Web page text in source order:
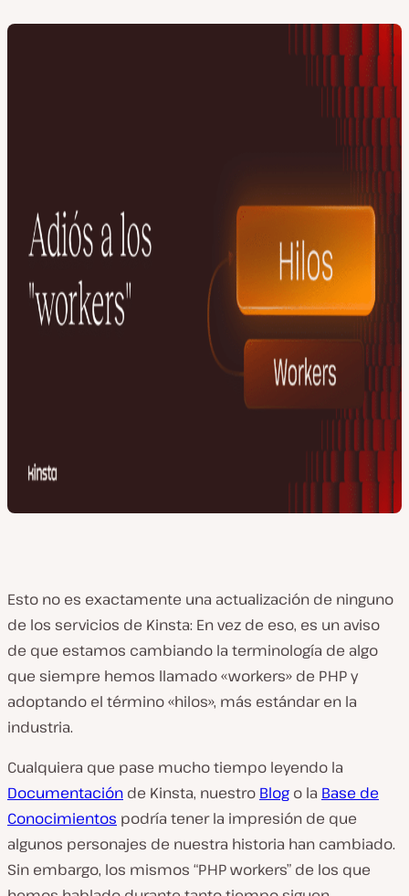
Esto no es exactamente una actualización de ninguno
de los servicios de Kinsta: En vez de eso, es un aviso
de que estamos cambiando la terminología de algo
que siempre hemos llamado «workers» de PHP y
adoptando el término «hilos», más estándar en la
industria.
Cualquiera que pase mucho tiempo leyendo la
Documentación de Kinsta, nuestro Blog o la Base de
Conocimientos podría tener la impresión de que
algunos personajes de nuestra historia han cambiado.
Sin embargo, los mismos “PHP workers” de los que